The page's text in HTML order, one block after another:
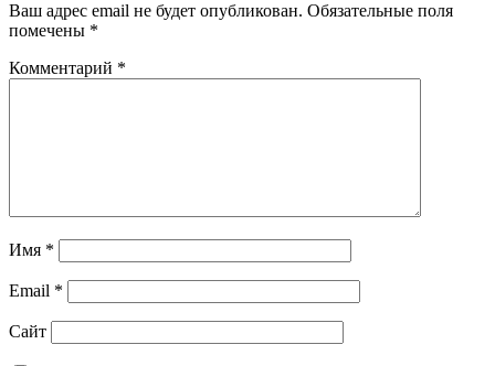
Ваш адрес email не будет опубликован. Обязательные поля
помечены *
Комментарий *
Имя *
Email *
Сайт